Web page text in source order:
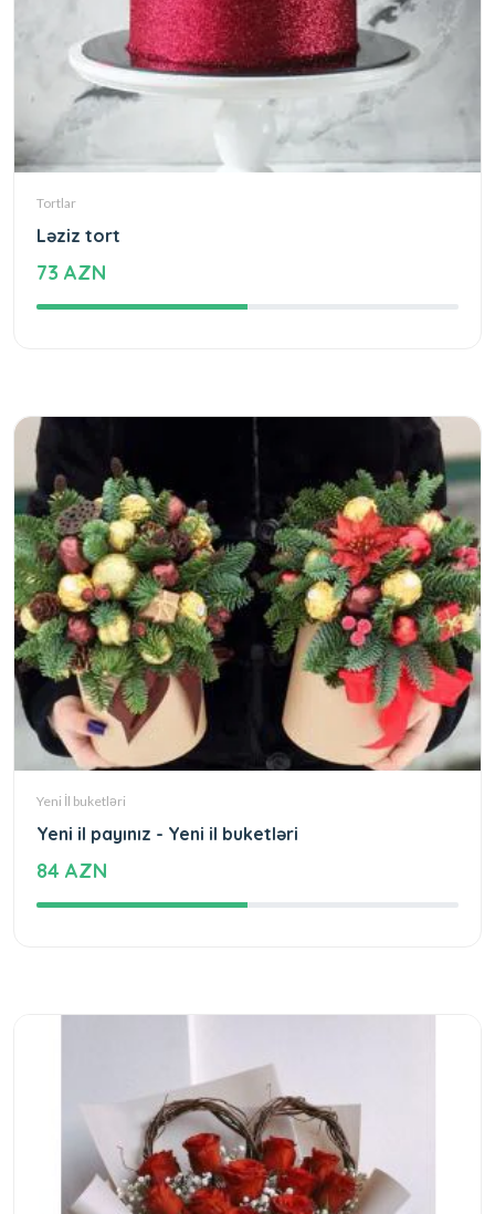
Tortlar
Ləziz tort
73 AZN
Yeni İl buketləri
Yeni il payınız - Yeni il buketləri
84 AZN